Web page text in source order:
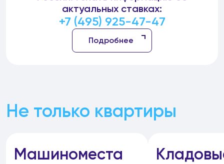
актуальных ставках:
+7 (495) 925-47-47
Подробнее
Не только квартиры
Машиноместа